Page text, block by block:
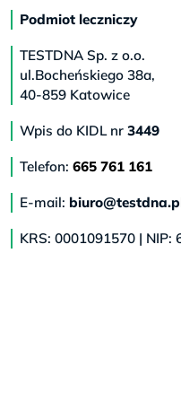
Podmiot leczniczy
TESTDNA Sp. z o.o.
ul.Bocheńskiego 38a,
40-859 Katowice
Wpis do KIDL nr 3449
Telefon: 665 761 161
E-mail:
KRS: 0001091570 | NIP: